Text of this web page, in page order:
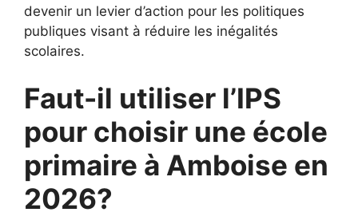
devenir un levier d’action pour les politiques
publiques visant à réduire les inégalités
scolaires.
Faut-il utiliser l’IPS
pour choisir une école
primaire à Amboise en
2026?